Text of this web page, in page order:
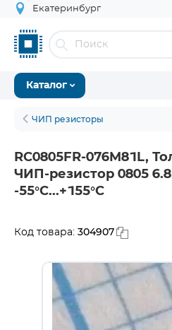
Екатеринбург
Каталог
ЧИП резисторы
RC0805FR-076M81L,
ЧИП-резистор 0805
-55°С...+155°С
Код товара: 304907